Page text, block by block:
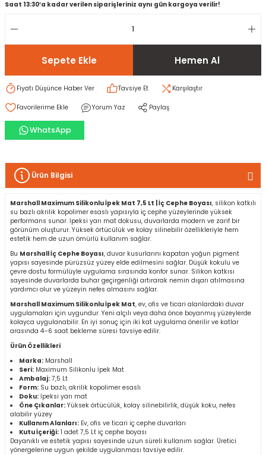
ve Kartonpiyer
Mastik
HARÇLARI
Saat 13:30’a kadar verilen siparişleriniz aynı gün kargoya verilir!
Sepete Ekle Hemen Al
Fiyatı Düşünce Haber Ver Tavsiye Et Karşılaştır
Yorum Yaz Paylaş
WhatsApp
Ürün Bilgisi
Marshall Maximum Silikonlu İpek Mat 7,5 Lt | İç Cephe Boyası, silikon katkılı
su bazlı akrilik kopolimer esaslı yapısıyla iç cephe yüzeylerinde yüksek
performans sunar. İpeksi yarı mat dokusu, duvarlarda modern ve zarif bir
görünüm oluşturur. Yüksek örtücülük ve kolay silinebilir özellikleriyle hem
estetik hem de uzun ömürlü kullanım sağlar.
Bu Marshall İç Cephe Boyası, duvar kusurlarını kapatan yoğun pigment
yapısı sayesinde pürüzsüz yüzey elde edilmesini sağlar. Düşük kokulu ve
çevre dostu formülüyle uygulama sırasında konfor sunar. Silikon katkısı
sayesinde duvarlarda buhar geçirgenliği artırarak nemin dışarı atılmasına
yardımcı olur ve yüzeyin nefes almasını sağlar.
Marshall Maximum Silikonlu İpek Mat, ev, ofis ve ticari alanlardaki duvar
uygulamaları için uygundur. Yeni alçılı veya daha önce boyanmış yüzeylerde
kolayca uygulanabilir. En iyi sonuç için iki kat uygulama önerilir ve katlar
arasında 4–6 saat bekleme süresi tavsiye edilir.
Ürün Özellikleri
Marka: Marshall
Seri: Maximum Silikonlu İpek Mat
Ambalaj: 7,5 Lt
Form: Su bazlı, akrilik kopolimer esaslı
Doku: İpeksi yarı mat
Öne Çıkanlar: Yüksek örtücülük, kolay silinebilirlik, düşük koku, nefes
alabilir yüzey
Kullanım Alanları: Ev, ofis ve ticari iç cephe duvarları
Kutu İçeriği: 1 adet 7,5 Lt iç cephe boyası
Dayanıklı ve estetik yapısı sayesinde uzun süreli kullanım sağlar. Üretici
yönergelerine uygun şekilde uygulanması tavsiye edilir.